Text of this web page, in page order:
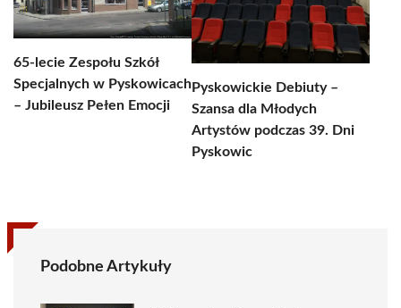
65-lecie Zespołu Szkół
Specjalnych w Pyskowicach
– Jubileusz Pełen Emocji
Pyskowickie Debiuty –
Szansa dla Młodych
Artystów podczas 39. Dni
Pyskowic
Podobne Artykuły